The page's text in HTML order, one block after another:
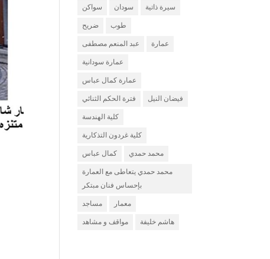
سواكن سودان سيرة ذاتية
ضريح طوب
عبد المنعم مصطفى عمارة
عمارة سودانية
عمارة كمال عباس
فترة الحكم الثنائي فيضان النيل
كلية الهندسة
كلية غردون التذكارية
كمال عباس محمد حمدي
محمد حمدي يتعاطى مع العمارة
بإحساس فنان مبتكر
مساجد معمار
مواقف و مشاهد هاشم خليفة